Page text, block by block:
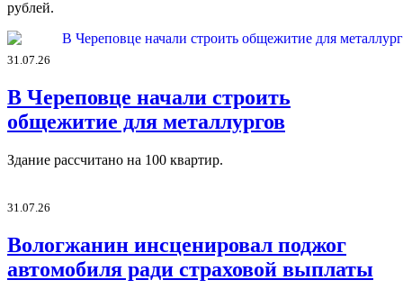
рублей.
31.07.26
В Череповце начали строить
общежитие для металлургов
Здание рассчитано на 100 квартир.
31.07.26
Вологжанин инсценировал поджог
автомобиля ради страховой выплаты